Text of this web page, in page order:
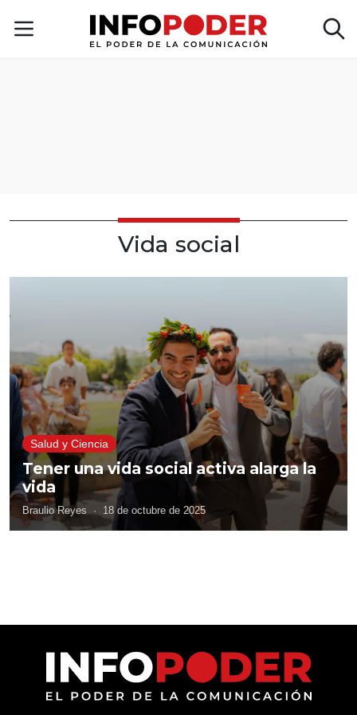
Vida social
Salud y Ciencia
Tener una vida social activa alarga la
vida
Braulio Reyes · 18 de octubre de 2025